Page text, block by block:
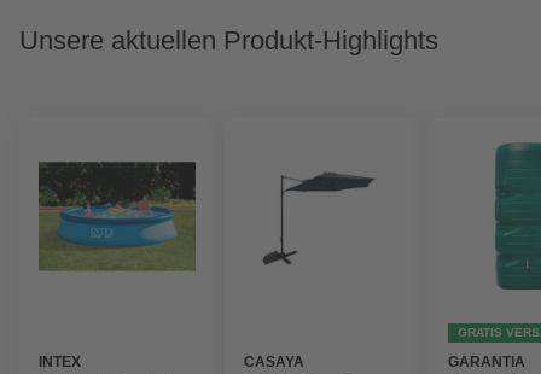
Unsere aktuellen Produkt-Highlights
INTEX
CASAYA
GRATIS
GARANTIA